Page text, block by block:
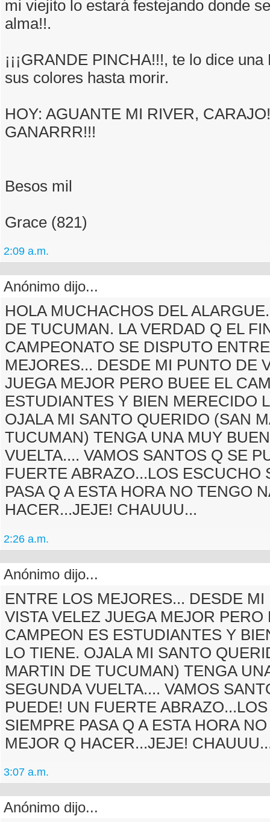
mi viejito lo estará festejando donde
alma!!.
¡¡¡GRANDE PINCHA!!!, te lo dice
sus colores hasta morir.
HOY: AGUANTE MI RIVER,
GANARRR!!!
Besos mil
Grace (821)
2:09 a.m.
Anónimo dijo...
HOLA MUCHACHOS DEL
DE TUCUMAN. LA VERDAD Q EL
CAMPEONATO SE DISPUTO
MEJORES... DESDE MI PUNTO DE
JUEGA MEJOR PERO BUEE EL
ESTUDIANTES Y BIEN MERECIDO
OJALA MI SANTO QUERIDO (SAN
TUCUMAN) TENGA UNA MUY
VUELTA.... VAMOS SANTOS Q SE
FUERTE ABRAZO...LOS ESCUCHO
PASA Q A ESTA HORA NO TENGO
HACER...JEJE! CHAUUU...
2:26 a.m.
Anónimo dijo...
ENTRE LOS MEJORES... DESDE
VISTA VELEZ JUEGA MEJOR PERO
CAMPEON ES ESTUDIANTES Y
LO TIENE. OJALA MI SANTO
MARTIN DE TUCUMAN) TENGA
SEGUNDA VUELTA.... VAMOS
PUEDE! UN FUERTE
SIEMPRE PASA Q A ESTA HORA
MEJOR Q HACER...JEJE!
3:07 a.m.
Anónimo dijo...